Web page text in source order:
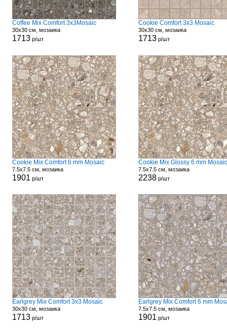
Coffee Mix Comfort 3x3Mosaic
30x30 см, мозаика
1713р/шт
Cookie Comfort 3x3 Mosaic
30x30 см, мозаика
1713р/шт
Cookie Mix Comfort 6 mm Mosaic
7.5x7.5 см, мозаика
1901 р/шт
Cookie Mix Glossy 6 mm Mosaic
7.5x7.5 см, мозаика
2238р/шт
Earlgrey Mix Comfort 3x3 Mosaic
30x30 см, мозаика
1713р/шт
Earlgrey Mix Comfort 6 mm
7.5x7.5 см, мозаика
1901 р/шт